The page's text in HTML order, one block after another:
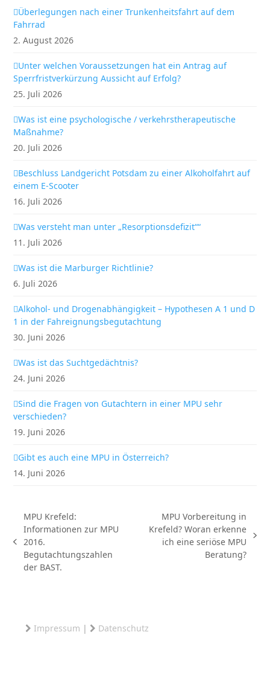
Überlegungen nach einer Trunkenheitsfahrt auf dem
Fahrrad
2. August 2026
Unter welchen Voraussetzungen hat ein Antrag auf
Sperrfristverkürzung Aussicht auf Erfolg?
25. Juli 2026
Was ist eine psychologische / verkehrstherapeutische
Maßnahme?
20. Juli 2026
Beschluss Landgericht Potsdam zu einer Alkoholfahrt auf
einem E-Scooter
16. Juli 2026
Was versteht man unter „Resorptionsdefizit““
11. Juli 2026
Was ist die Marburger Richtlinie?
6. Juli 2026
Alkohol- und Drogenabhängigkeit – Hypothesen A 1 und D
1 in der Fahreignungsbegutachtung
30. Juni 2026
Was ist das Suchtgedächtnis?
24. Juni 2026
Sind die Fragen von Gutachtern in einer MPU sehr
verschieden?
19. Juni 2026
Gibt es auch eine MPU in Österreich?
14. Juni 2026
vorheriger
Beitrag:
MPU Krefeld:
Informationen zur MPU
2016.
Begutachtungszahlen
der BAST.
Nächster
MPU Vorbereitung in
Krefeld? Woran erkenne
ich eine seriöse MPU
Beratung?
Impressum | Datenschutz